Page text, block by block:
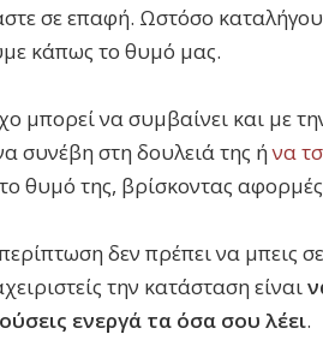
σε επαφή. Ωστόσο
κάπως το θυμό μας.
μπορεί να συμβαίνει και με
συνέβη στη δουλειά της ήνα
το θυμό της, βρίσκοντας
δεν πρέπει να μπεις
την κατάσταση είναι
ενεργά τα όσα σου λέει.